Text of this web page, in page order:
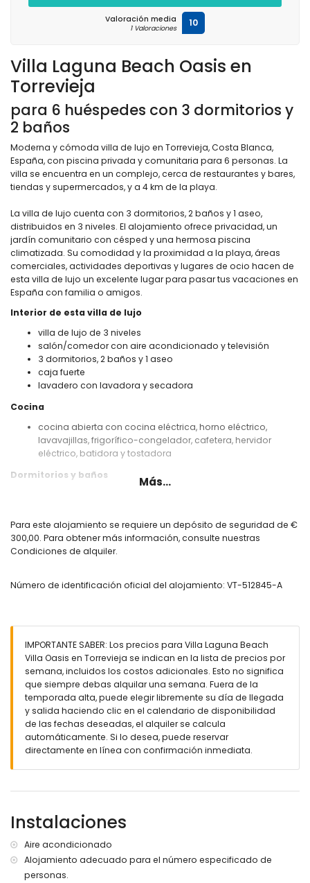
Villa Laguna Beach Oasis en
Torrevieja
para 6 huéspedes con 3 dormitorios y
2 baños
Moderna y cómoda villa de lujo en Torrevieja, Costa Blanca,
España, con piscina privada y comunitaria para 6 personas. La
villa se encuentra en un complejo, cerca de restaurantes y bares,
tiendas y supermercados, y a 4 km de la playa.
La villa de lujo cuenta con 3 dormitorios, 2 baños y 1 aseo,
distribuidos en 3 niveles. El alojamiento ofrece privacidad, un
jardín comunitario con césped y una hermosa piscina
climatizada. Su comodidad y la proximidad a la playa, áreas
comerciales, actividades deportivas y lugares de ocio hacen de
esta villa de lujo un excelente lugar para pasar tus vacaciones en
España con familia o amigos.
Interior de esta villa de lujo
villa de lujo de 3 niveles
salón/comedor con aire acondicionado y televisión
3 dormitorios, 2 baños y 1 aseo
caja fuerte
lavadero con lavadora y secadora
Cocina
cocina abierta con cocina eléctrica, horno eléctrico,
lavavajillas, frigorífico-congelador, cafetera, hervidor
eléctrico, batidora y tostadora
Dormitorios y baños
baño en suite con lavabo individual, ducha, inodoro y
secador de pelo
baño con lavabo individual, ducha, inodoro y secador de
Exterior de esta villa de lujo
piscina para niños
jardín comunitario con césped
terraza
ducha exterior
zona de estar exterior
terraza en la azotea
Más información
pueblo más cercano a 200 metros de la villa
orilla o costa más cercana a 4 kilómetros de la villa
no se permite fumar
El alojamiento es muy adecuado para familias con niños,
sesiones fotográficas y sesiones de yoga
Servicios e instalaciones incluidos en el precio de alquiler
de esta villa de lujo
Más...
Para este alojamiento se requiere un depósito de seguridad de €
300,00. Para obtener más información, consulte nuestras
Condiciones de alquiler.
Número de identificación oficial del alojamiento: VT-512845-A
IMPORTANTE SABER: Los precios para Villa Laguna Beach
Villa Oasis en Torrevieja se indican en la lista de precios por
semana, incluidos los costos adicionales. Esto no significa
que siempre debas alquilar una semana. Fuera de la
temporada alta, puede elegir libremente su día de llegada
y salida haciendo clic en el calendario de disponibilidad
de las fechas deseadas, el alquiler se calcula
automáticamente. Si lo desea, puede reservar
directamente en línea con confirmación inmediata.
Instalaciones
Aire acondicionado
Alojamiento adecuado para el número especificado de
personas.
Valoración media
1 Valoraciones 10